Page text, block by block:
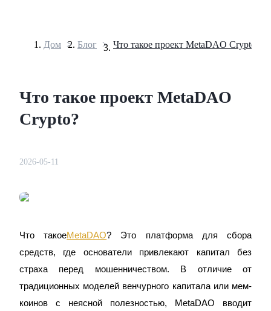
Дом > Блог > Что такое проект MetaDAO Crypto?
Что такое проект MetaDAO
Crypto?
2026-05-11
Что такоеMetaDAO? Это платформа для сбора
средств, где основатели привлекают капитал без
страха перед мошенничеством. В отличие от
традиционных моделей венчурного капитала или мем-
коинов с неясной полезностью, MetaDAO вводит